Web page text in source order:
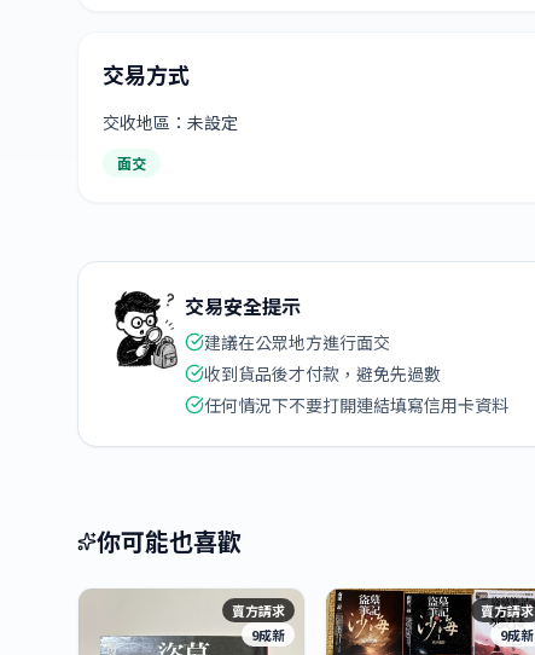
交易方式
交收地區：未設定
面交
交易安全提示
建議在公眾地方進行面交
收到貨品後才付款，避免先過數
任何情況下不要打開連結填寫信用卡資料
你可能也喜歡
賣方請求
9成新
賣方請求
9成新